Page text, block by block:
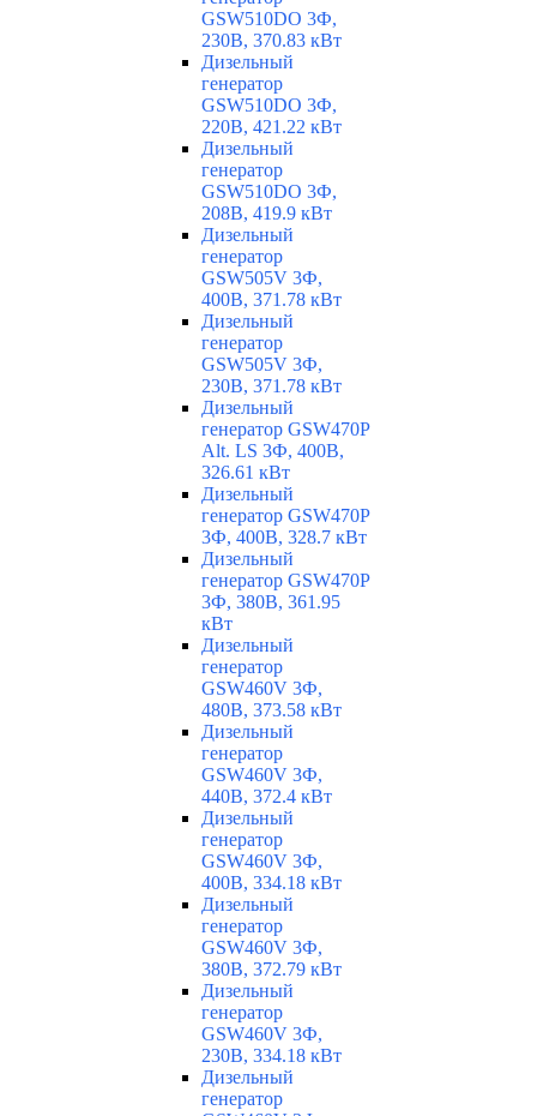
GSW510DO 3Ф,
230В, 370.83 кВт
Дизельный
генератор
GSW510DO 3Ф,
220В, 421.22 кВт
Дизельный
генератор
GSW510DO 3Ф,
208В, 419.9 кВт
Дизельный
генератор
GSW505V 3Ф,
400В, 371.78 кВт
Дизельный
генератор
GSW505V 3Ф,
230В, 371.78 кВт
Дизельный
генератор GSW470P
Alt. LS 3Ф, 400В,
326.61 кВт
Дизельный
генератор GSW470P
3Ф, 400В, 328.7 кВт
Дизельный
генератор GSW470P
3Ф, 380В, 361.95
кВт
Дизельный
генератор
GSW460V 3Ф,
480В, 373.58 кВт
Дизельный
генератор
GSW460V 3Ф,
440В, 372.4 кВт
Дизельный
генератор
GSW460V 3Ф,
400В, 334.18 кВт
Дизельный
генератор
GSW460V 3Ф,
380В, 372.79 кВт
Дизельный
генератор
GSW460V 3Ф,
230В, 334.18 кВт
Дизельный
генератор